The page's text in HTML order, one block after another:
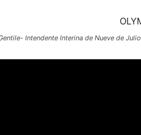
Intendente Interina de Nueve de Julio